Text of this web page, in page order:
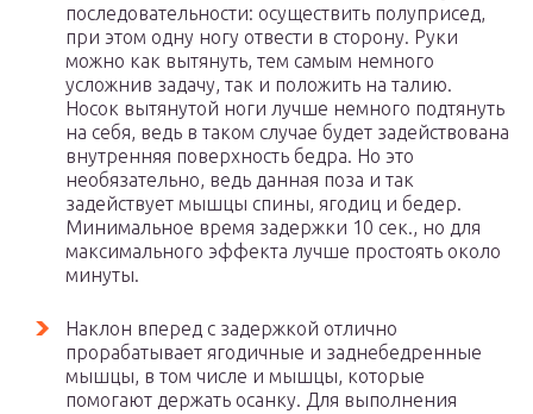
последовательности: осуществить полуприсед,
при этом одну ногу отвести в сторону. Руки
можно как вытянуть, тем самым немного
усложнив задачу, так и положить на талию.
Носок вытянутой ноги лучше немного подтянуть
на себя, ведь в таком случае будет задействована
внутренняя поверхность бедра. Но это
необязательно, ведь данная поза и так
задействует мышцы спины, ягодиц и бедер.
Минимальное время задержки 10 сек., но для
максимального эффекта лучше простоять около
минуты.
Наклон вперед с задержкой отлично
прорабатывает ягодичные и заднебедренные
мышцы, в том числе и мышцы, которые
помогают держать осанку. Для выполнения